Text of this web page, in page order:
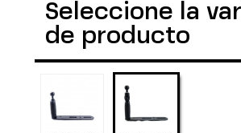
Seleccione la
de producto